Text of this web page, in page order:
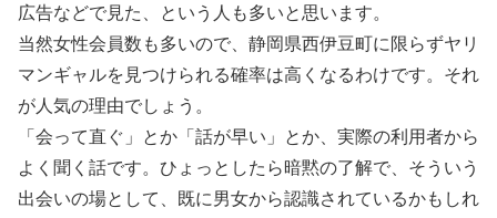
広告などで見た、という人も多いと思います。
当然女性会員数も多いので、静岡県西伊豆町に限らずヤリ
マンギャルを見つけられる確率は高くなるわけです。それ
が人気の理由でしょう。
「会って直ぐ」とか「話が早い」とか、実際の利用者から
よく聞く話です。ひょっとしたら暗黙の了解で、そういう
出会いの場として、既に男女から認識されているかもしれ